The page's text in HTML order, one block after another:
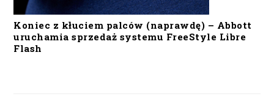
Koniec z kłuciem palców (naprawdę) – Abbott
uruchamia sprzedaż systemu FreeStyle Libre
Flash